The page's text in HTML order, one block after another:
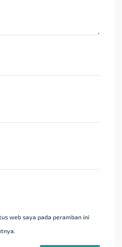
web saya pada peramban ini